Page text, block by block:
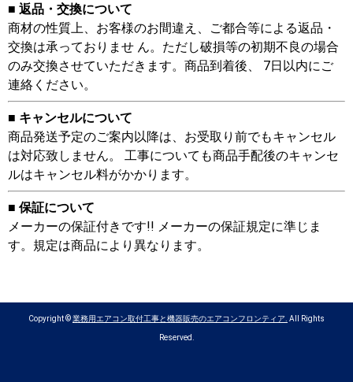
■ 返品・交換について
商材の性質上、お客様のお間違え、ご都合等による返品・
交換は承っておりませ ん。ただし破損等の初期不良の場合
のみ交換させていただきます。商品到着後、 7日以内にご
連絡ください。
■ キャンセルについて
商品発送予定のご案内以降は、お受取り前でもキャンセル
は対応致しません。 工事についても商品手配後のキャンセ
ルはキャンセル料がかかります。
■ 保証について
メーカーの保証付きです!! メーカーの保証規定に準じま
す。規定は商品により異なります。
Copyright ©業務用エアコン取付工事と機器販売のエアコンフロンティア. All Rights
Reserved.